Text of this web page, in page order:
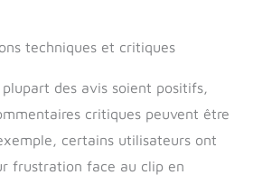
techniques et critiques
des avis soient positifs,
critiques peuvent être
certains utilisateurs ont
frustration face au clip en